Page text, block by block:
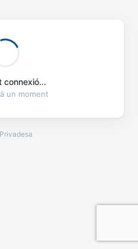
connexió...
un moment
Privadesa